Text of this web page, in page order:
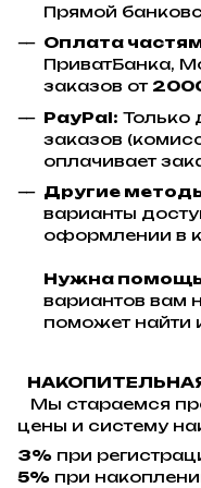
Прямой
Оплата
ПриватБанка,
заказов от
PayPal: Только
заказов
оплачивает
Другие
варианты
оформлении в
Нужна
вариантов вам
поможет найти
Мы стараемся
цены и систему
3% при
5% при